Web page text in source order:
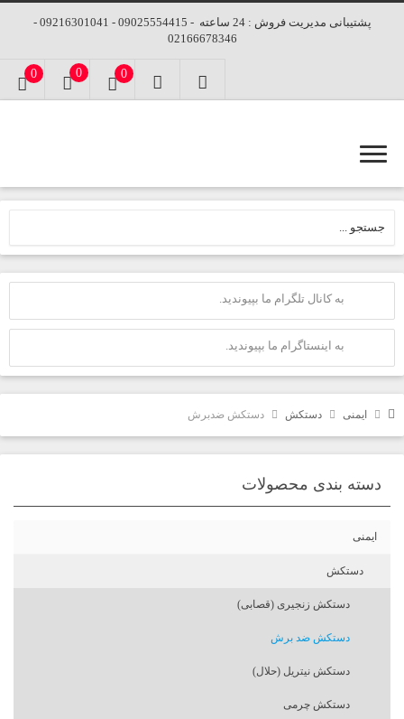
پشتیبانی مدیریت فروش : 24 ساعته - 09025554415 - 09216301041 -
02166678346
0 0 0
به کانال تلگرام ما بپیوندید.
به اینستاگرام ما بپیوندید.
ایمنی دستکش دستکش ضدبرش
دسته بندی محصولات
ایمنی
دستکش
دستکش زنجیری (قصابی)
دستکش ضد برش
دستکش نیتریل (حلال)
دستکش چرمی